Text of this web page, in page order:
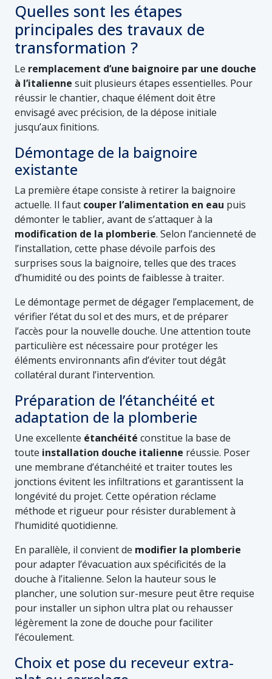
Quelles sont les étapes
principales des travaux de
transformation ?
Le remplacement d’une baignoire par une douche
à l’italienne suit plusieurs étapes essentielles. Pour
réussir le chantier, chaque élément doit être
envisagé avec précision, de la dépose initiale
jusqu’aux finitions.
Démontage de la baignoire
existante
La première étape consiste à retirer la baignoire
actuelle. Il faut couper l’alimentation en eau puis
démonter le tablier, avant de s’attaquer à la
modification de la plomberie. Selon l’ancienneté de
l’installation, cette phase dévoile parfois des
surprises sous la baignoire, telles que des traces
d’humidité ou des points de faiblesse à traiter.
Le démontage permet de dégager l’emplacement, de
vérifier l’état du sol et des murs, et de préparer
l’accès pour la nouvelle douche. Une attention toute
particulière est nécessaire pour protéger les
éléments environnants afin d’éviter tout dégât
collatéral durant l’intervention.
Préparation de l’étanchéité et
adaptation de la plomberie
Une excellente étanchéité constitue la base de
toute installation douche italienne réussie. Poser
une membrane d’étanchéité et traiter toutes les
jonctions évitent les infiltrations et garantissent la
longévité du projet. Cette opération réclame
méthode et rigueur pour résister durablement à
l’humidité quotidienne.
En parallèle, il convient de modifier la plomberie
pour adapter l’évacuation aux spécificités de la
douche à l’italienne. Selon la hauteur sous le
plancher, une solution sur-mesure peut être requise
pour installer un siphon ultra plat ou rehausser
légèrement la zone de douche pour faciliter
l’écoulement.
Choix et pose du receveur extra-